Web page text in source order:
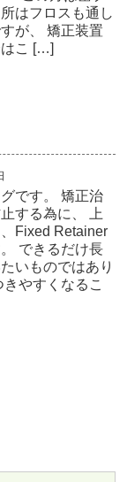
はフロスも通し
が、 矯正装置
はこ […]
です。 矯正治
する為に、 上
Fixed Retainer
できるだけ長
いものではあり
やすくなるこ